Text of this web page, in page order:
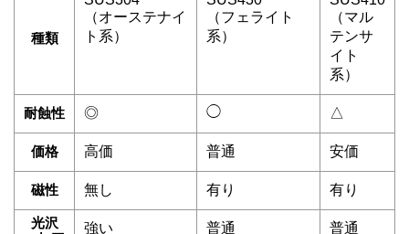
種類
（オーステナイ
ト系）
（フェライト
系）
（マル
テンサ
イト
系）
耐蝕性 ◎ ◯ △
価格 高価 普通 安価
磁性 無し 有り 有り
光沢
強い 普通 普通